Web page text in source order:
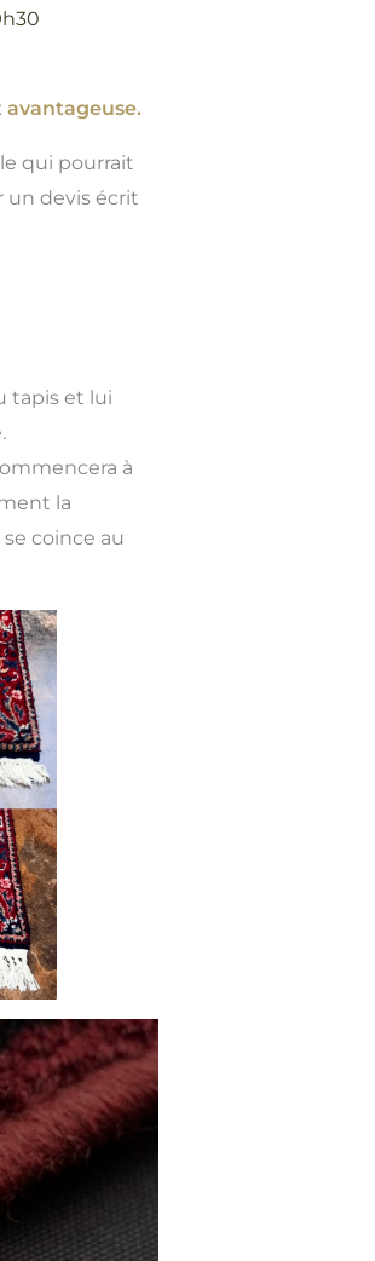
qui pourrait
un devis écrit
tapis et lui
.
à
la
coince au